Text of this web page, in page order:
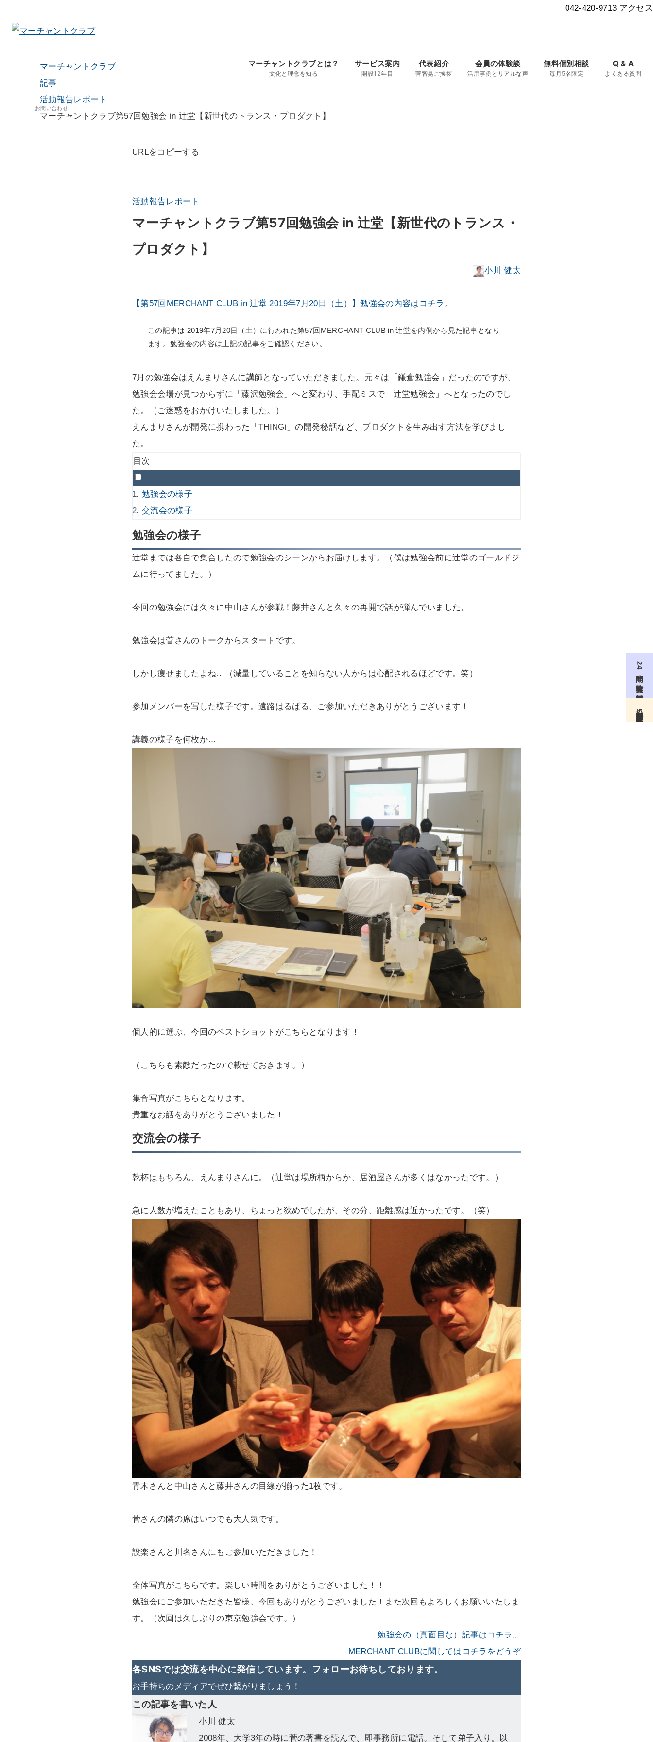
042-420-9713 アクセス
マーチャントクラブとは？
文化と理念を知る
サービス案内
開設12年目
代表紹介
菅智晃ご挨拶
会員の体験談
活用事例とリアルな声
無料個別相談
毎月5名限定
Q & A
よくある質問
お問い合わせ
マーチャントクラブ
記事
活動報告レポート
マーチャントクラブ第57回勉強会 in 辻堂【新世代のトランス・プロダクト】
URLをコピーする
活動報告レポート
マーチャントクラブ第57回勉強会 in 辻堂【新世代のトランス・
プロダクト】
小川 健太
【第57回MERCHANT CLUB in 辻堂 2019年7月20日（土）】勉強会の内容はコチラ。
この記事は 2019年7月20日（土）に行われた第57回MERCHANT CLUB in 辻堂を内側から見た記事となり
ます。勉強会の内容は上記の記事をご確認ください。
7月の勉強会はえんまりさんに講師となっていただきました。元々は「鎌倉勉強会」だったのですが、
勉強会会場が見つからずに「藤沢勉強会」へと変わり、手配ミスで「辻堂勉強会」へとなったのでし
た。（ご迷惑をおかけいたしました。）
えんまりさんが開発に携わった「THINGi」の開発秘話など、プロダクトを生み出す方法を学びまし
た。
目次
勉強会の様子
交流会の様子
勉強会の様子
辻堂までは各自で集合したので勉強会のシーンからお届けします。（僕は勉強会前に辻堂のゴールドジ
ムに行ってました。）
今回の勉強会には久々に中山さんが参戦！藤井さんと久々の再開で話が弾んでいました。
勉強会は菅さんのトークからスタートです。
しかし痩せましたよね…（減量していることを知らない人からは心配されるほどです。笑）
参加メンバーを写した様子です。遠路はるばる、ご参加いただきありがとうございます！
講義の様子を何枚か…
個人的に選ぶ、今回のベストショットがこちらとなります！
（こちらも素敵だったので載せておきます。）
集合写真がこちらとなります。
貴重なお話をありがとうございました！
交流会の様子
乾杯はもちろん、えんまりさんに。（辻堂は場所柄からか、居酒屋さんが多くはなかったです。）
急に人数が増えたこともあり、ちょっと狭めでしたが、その分、距離感は近かったです。（笑）
青木さんと中山さんと藤井さんの目線が揃った1枚です。
菅さんの隣の席はいつでも大人気です。
設楽さんと川名さんにもご参加いただきました！
全体写真がこちらです。楽しい時間をありがとうございました！！
勉強会にご参加いただきた皆様、今回もありがとうございました！また次回もよろしくお願いいたしま
す。（次回は久しぶりの東京勉強会です。）
勉強会の（真面目な）記事はコチラ。
MERCHANT CLUBに関してはコチラをどうぞ
各SNSでは交流を中心に発信しています。フォローお待ちしております。
お手持ちのメディアでぜひ繋がりましょう！
この記事を書いた人
小川 健太
2008年、大学3年の時に菅の著書を読んで、即事務所に電話。そして弟子入り。以
24年間の実体験を無料配信
無料個別相談（月5名限定）